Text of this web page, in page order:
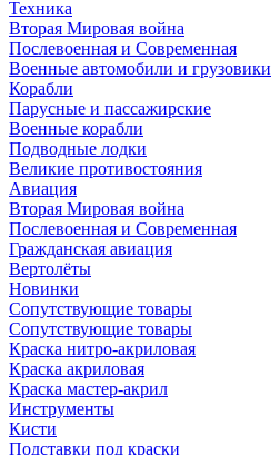
Техника
Вторая Мировая война
Послевоенная и Современная
Военные автомобили и грузовики
Корабли
Парусные и пассажирские
Военные корабли
Подводные лодки
Великие противостояния
Авиация
Вторая Мировая война
Послевоенная и Современная
Гражданская авиация
Вертолёты
Новинки
Сопутствующие товары
Сопутствующие товары
Краска нитро-акриловая
Краска акриловая
Краска мастер-акрил
Инструменты
Кисти
Подставки под краски